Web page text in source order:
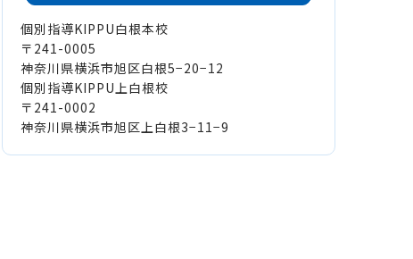
個別指導KIPPU白根本校
〒241-0005
神奈川県横浜市旭区白根5−20−12
個別指導KIPPU上白根校
〒241-0002
神奈川県横浜市旭区上白根3−11−9